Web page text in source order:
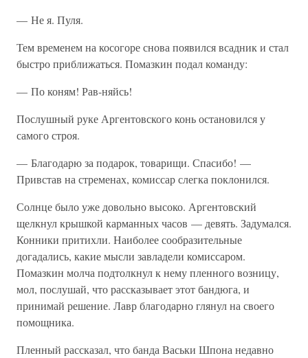
— Не я. Пуля.
Тем временем на косогоре снова появился всадник и стал
быстро приближаться. Помазкин подал команду:
— По коням! Рав-няйсь!
Послушный руке Аргентовского конь остановился у
самого строя.
— Благодарю за подарок, товарищи. Спасибо! —
Привстав на стременах, комиссар слегка поклонился.
Солнце было уже довольно высоко. Аргентовский
щелкнул крышкой карманных часов — девять. Задумался.
Конники притихли. Наиболее сообразительные
догадались, какие мысли завладели комиссаром.
Помазкин молча подтолкнул к нему пленного возницу,
мол, послушай, что рассказывает этот бандюга, и
принимай решение. Лавр благодарно глянул на своего
помощника.
Пленный рассказал, что банда Васьки Шпона недавно